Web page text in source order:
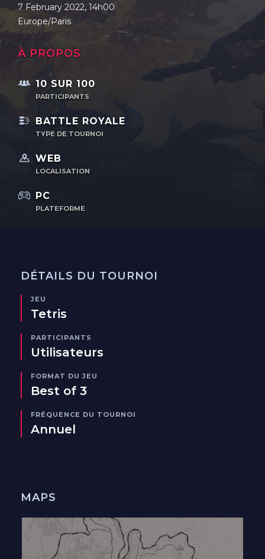
7 February 2022, 14h00
Europe/Paris
À PROPOS
10 SUR 100
PARTICIPANTS
BATTLE ROYALE
TYPE DE TOURNOI
WEB
LOCALISATION
PC
PLATEFORME
DÉTAILS DU TOURNOI
JEU
Tetris
PARTICIPANTS
Utilisateurs
FORMAT DU JEU
Best of 3
FRÉQUENCE DU TOURNOI
Annuel
MAPS